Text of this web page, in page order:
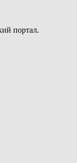
портал.